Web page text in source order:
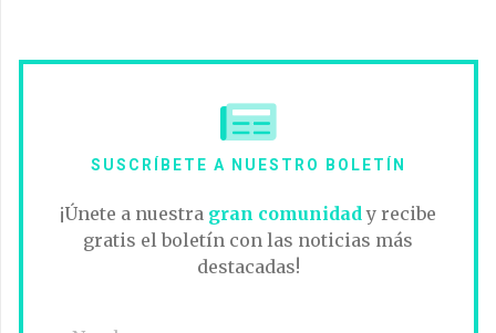
SUSCRÍBETE A NUESTRO BOLETÍN
¡Únete a nuestra gran comunidady recibe
gratis el boletín con las noticias más
destacadas!